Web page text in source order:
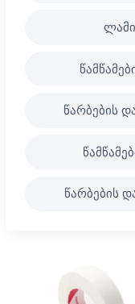
წარბების
წარბების